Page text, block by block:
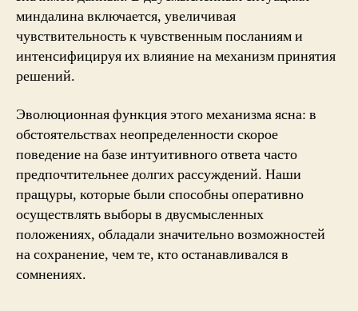
миндалина включается, увеличивая
чувствительность к чувственным посланиям и
интенсифицируя их влияние на механизм принятия
решений.
Эволюционная функция этого механизма ясна: в
обстоятельствах неопределенности скорое
поведение на базе интуитивного ответа часто
предпочтительнее долгих рассуждений. Наши
пращуры, которые были способны оперативно
осуществлять выборы в двусмысленных
положениях, обладали значительно возможностей
на сохранение, чем те, кто останавливался в
сомнениях.